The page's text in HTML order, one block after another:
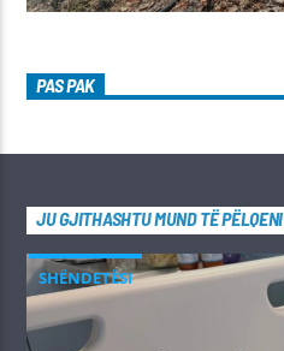
PAS PAK
JU GJITHASHTU MUND TË PËLQENI
SHËNDETËSI